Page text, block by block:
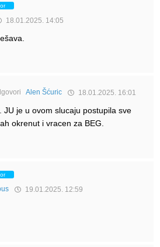
18.01.2025. 14:05
Alen Šćuric 18.01.2025. 16:01
JU je u ovom slucaju postupila sve
okrenut i vracen za BEG.
19.01.2025. 12:59